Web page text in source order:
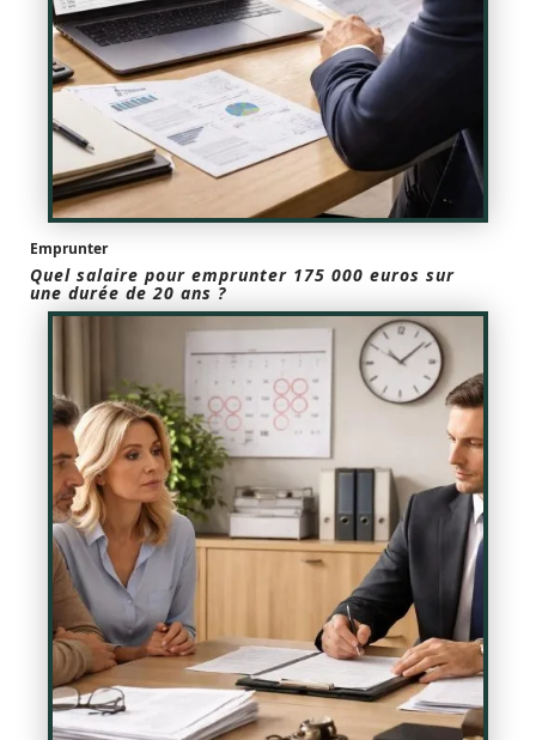
Emprunter
Quel salaire pour emprunter 175 000 euros sur
une durée de 20 ans ?